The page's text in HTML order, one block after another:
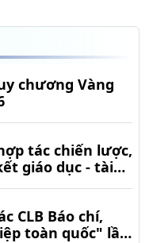
chương Vàng
tác chiến lược,
giáo dục - tài
CLB Báo chí,
toàn quốc" lần